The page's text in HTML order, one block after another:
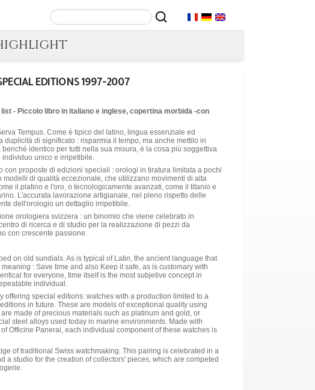
EDITIONS 1997-2007
- Piccolo libro in italiano e inglese, copertina morbida -con
Tempus. Come è tipico del latino, lingua essenziale ed
di significato : risparmia il tempo, ma anche mettilo in
identico per tutti nella sua misura, è la cosa più soggettiva
unico e irripetibile.
proposte di edizioni speciali : orologi in tiratura limitata a pochi
di qualità eccezionale, che utilizzano movimenti di alta
il platino e l'oro, o tecnologicamente avanzati, come il titanio e
L'accurata lavorazione artigianale, nel pieno rispetto delle
dell'orologio un dettaglio irripetibile.
orologiera svizzera : un binomio che viene celebrato in
di ricerca e di studio per la realizzazione di pezzi da
con crescente passione.
on old sundials. As is typical of Latin, the ancient language that
: Save time and also Keep it safe, as is customary with
for everyone, time itself is the most subjetive concept in
individual.
special editions: watches with a production limited to a
in future. These are models of exceptional quality using
made of precious materials such as platinum and gold, or
steel alloys used today in marine environments. Made with
Officine Panerai, each individual component of these watches is
of traditional Swiss watchmaking. This pairing is celebrated in a
a studio for the creation of collectors' pieces, which are competed